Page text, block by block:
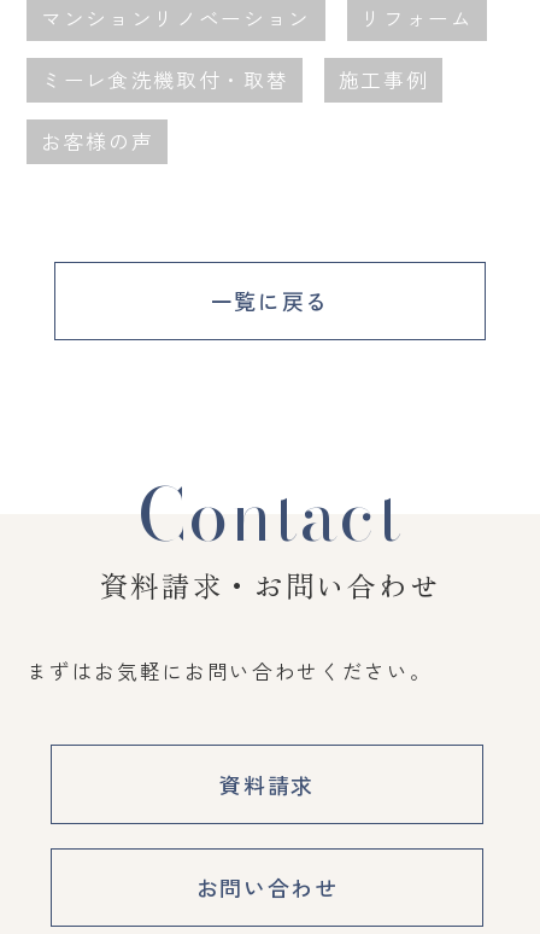
マンションリノベーション リフォーム
ミーレ食洗機取付・取替 施工事例
お客様の声
一覧に戻る
Contact
資料請求・お問い合わせ
まずはお気軽にお問い合わせください。
資料請求
お問い合わせ